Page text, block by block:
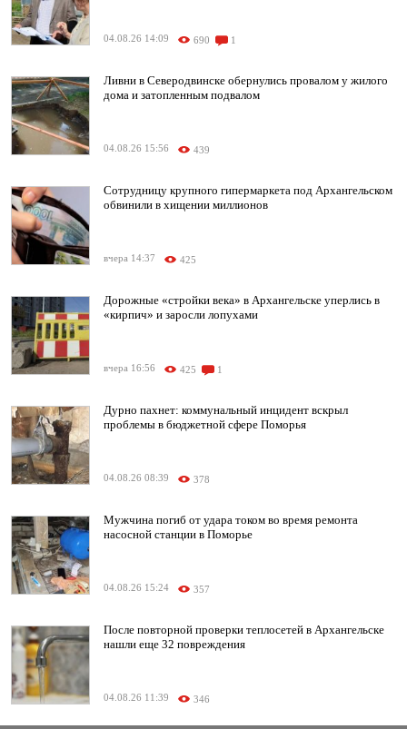
04.08.26 14:09 690 1
Ливни в Северодвинске обернулись провалом у жилого
дома и затопленным подвалом
04.08.26 15:56 439
Сотрудницу крупного гипермаркета под Архангельском
обвинили в хищении миллионов
вчера 14:37 425
Дорожные «стройки века» в Архангельске уперлись в
«кирпич» и заросли лопухами
вчера 16:56 425 1
Дурно пахнет: коммунальный инцидент вскрыл
проблемы в бюджетной сфере Поморья
04.08.26 08:39 378
Мужчина погиб от удара током во время ремонта
насосной станции в Поморье
04.08.26 15:24 357
После повторной проверки теплосетей в Архангельске
нашли еще 32 повреждения
04.08.26 11:39 346